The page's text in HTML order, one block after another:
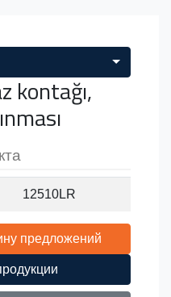
kontağı,
12510LR
предложений